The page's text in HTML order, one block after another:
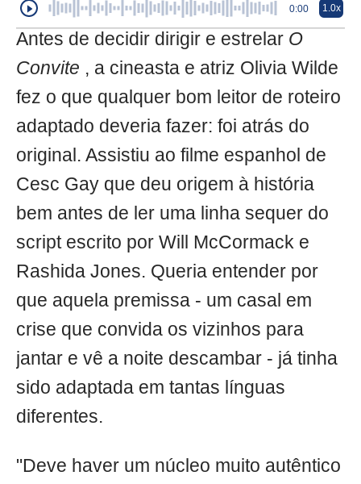
0:00 1.0x
Antes de decidir dirigir e estrelar O
Convite , a cineasta e atriz Olivia Wilde
fez o que qualquer bom leitor de roteiro
adaptado deveria fazer: foi atrás do
original. Assistiu ao filme espanhol de
Cesc Gay que deu origem à história
bem antes de ler uma linha sequer do
script escrito por Will McCormack e
Rashida Jones. Queria entender por
que aquela premissa - um casal em
crise que convida os vizinhos para
jantar e vê a noite descambar - já tinha
sido adaptada em tantas línguas
diferentes.
"Deve haver um núcleo muito autêntico